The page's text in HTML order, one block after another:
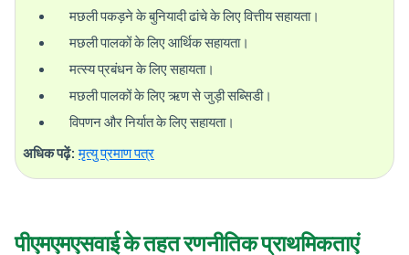
मछली पकड़ने के बुनियादी ढांचे के लिए वित्तीय सहायता।
मछली पालकों के लिए आर्थिक सहायता।
मत्स्य प्रबंधन के लिए सहायता।
मछली पालकों के लिए ऋण से जुड़ी सब्सिडी।
विपणन और निर्यात के लिए सहायता।
अधिक पढ़ें: मृत्यु प्रमाण पत्र
पीएमएमएसवाई के तहत रणनीतिक प्राथमिकताएं